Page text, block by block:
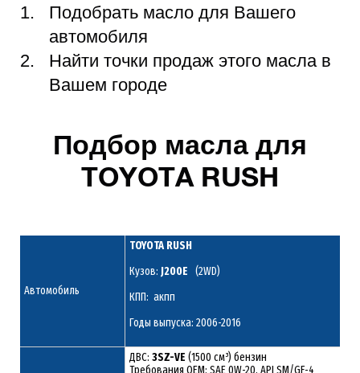
Подобрать масло для Вашего
автомобиля
Найти точки продаж этого масла в
Вашем городе
Подбор масла для
TOYOTA RUSH
Автомобиль
TOYOTA RUSH
Кузов: J200E (2WD)
КПП: акпп
Годы выпуска: 2006-2016
ДВС: 3SZ-VE (1500 см³) бензин
Требования ОЕМ: SAE 0W-20, API SM/GF-4